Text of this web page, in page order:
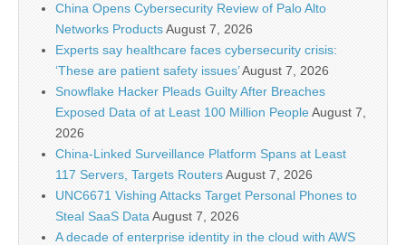
China Opens Cybersecurity Review of Palo Alto
Networks ProductsAugust 7, 2026
Experts say healthcare faces cybersecurity crisis:
‘These are patient safety issues’August 7, 2026
Snowflake Hacker Pleads Guilty After Breaches
Exposed Data of at Least 100 Million PeopleAugust 7,
2026
China-Linked Surveillance Platform Spans at Least
117 Servers, Targets RoutersAugust 7, 2026
UNC6671 Vishing Attacks Target Personal Phones to
Steal SaaS DataAugust 7, 2026
A decade of enterprise identity in the cloud with AWS